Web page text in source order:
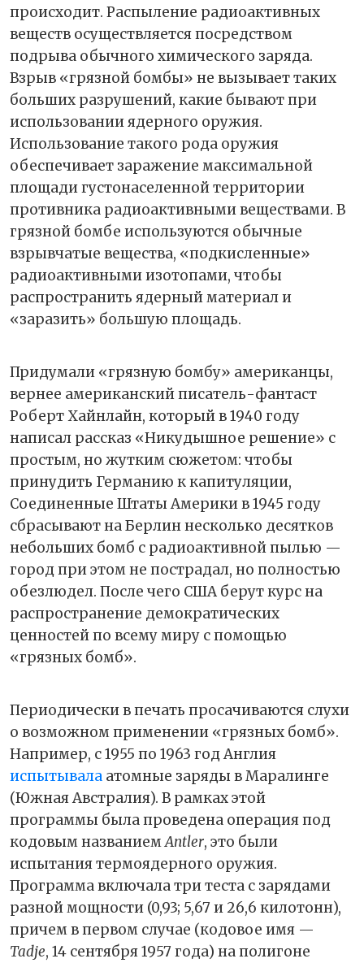
происходит. Распыление радиоактивных
веществ осуществляется посредством
подрыва обычного химического заряда.
Взрыв «грязной бомбы» не вызывает таких
больших разрушений, какие бывают при
использовании ядерного оружия.
Использование такого рода оружия
обеспечивает заражение максимальной
площади густонаселенной территории
противника радиоактивными веществами. В
грязной бомбе используются обычные
взрывчатые вещества, «подкисленные»
радиоактивными изотопами, чтобы
распространить ядерный материал и
«заразить» большую площадь.
Придумали «грязную бомбу» американцы,
вернее американский писатель-фантаст
Роберт Хайнлайн, который в 1940 году
написал рассказ «Никудышное решение» с
простым, но жутким сюжетом: чтобы
принудить Германию к капитуляции,
Соединенные Штаты Америки в 1945 году
сбрасывают на Берлин несколько десятков
небольших бомб с радиоактивной пылью —
город при этом не пострадал, но полностью
обезлюдел. После чего США берут курс на
распространение демократических
ценностей по всему миру с помощью
«грязных бомб».
Периодически в печать просачиваются слухи
о возможном применении «грязных бомб».
Например, с 1955 по 1963 год Англия
испытывала атомные заряды в Маралинге
(Южная Австралия). В рамках этой
программы была проведена операция под
кодовым названиемAntler, это были
испытания термоядерного оружия.
Программа включала три теста с зарядами
разной мощности (0,93; 5,67 и 26,6 килотонн),
причем в первом случае (кодовое имя —
Tadje, 14 сентября 1957 года) на полигоне